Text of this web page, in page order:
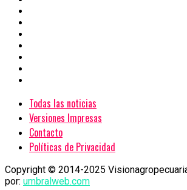
Todas las noticias
Versiones Impresas
Contacto
Políticas de Privacidad
Copyright © 2014-2025
por: umbralweb.com